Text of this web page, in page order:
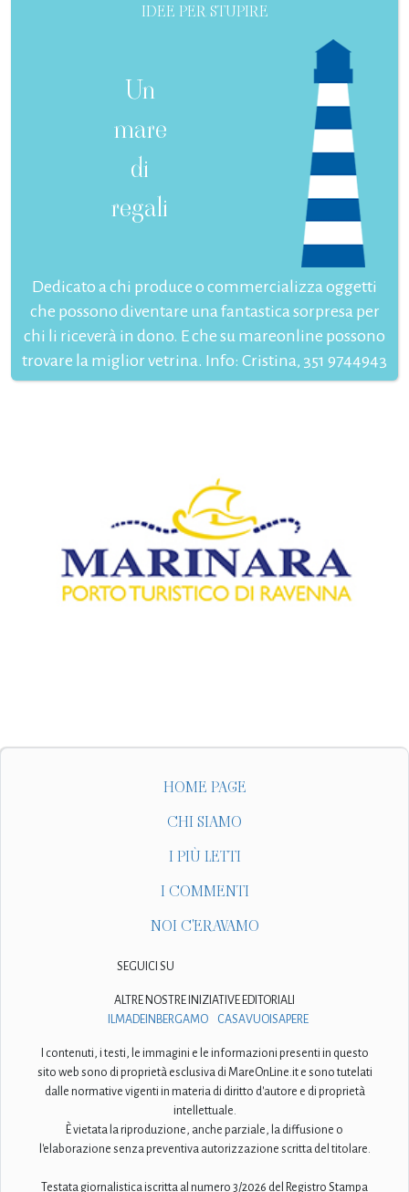
IDEE PER STUPIRE
Un
mare
di
regali
Dedicato a chi produce o commercializza oggetti
che possono diventare una fantastica sorpresa per
chi li riceverà in dono. E che su mareonline possono
trovare la miglior vetrina. Info: Cristina, 351 9744943
HOME PAGE
CHI SIAMO
I PIÙ LETTI
I COMMENTI
NOI C'ERAVAMO
SEGUICI SU
ALTRE NOSTRE INIZIATIVE EDITORIALI
ILMADEINBERGAMO
CASAVUOISAPERE
I contenuti, i testi, le immagini e le informazioni presenti in questo
sito web sono di proprietà esclusiva di MareOnLine.it e sono tutelati
dalle normative vigenti in materia di diritto d'autore e di proprietà
intellettuale.
È vietata la riproduzione, anche parziale, la diffusione o
l'elaborazione senza preventiva autorizzazione scritta del titolare.
Testata giornalistica iscritta al numero 3/2026 del Registro Stampa